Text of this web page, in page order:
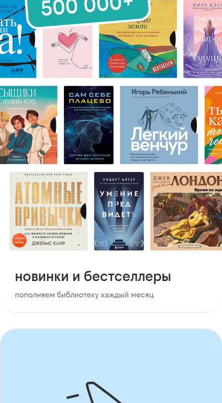
новинки и бестселлеры
пополняем библиотеку каждый месяц